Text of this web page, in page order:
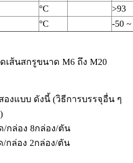
°C
>93
°C -50
ส้นสกรูขนาด M6 ถึง M20
องแบบ ดังนี้ (วิธีการบรรจุอื่น ๆ
/กล่อง 8กล่อง/ตัน
/กล่อง 2กล่อง/ตัน